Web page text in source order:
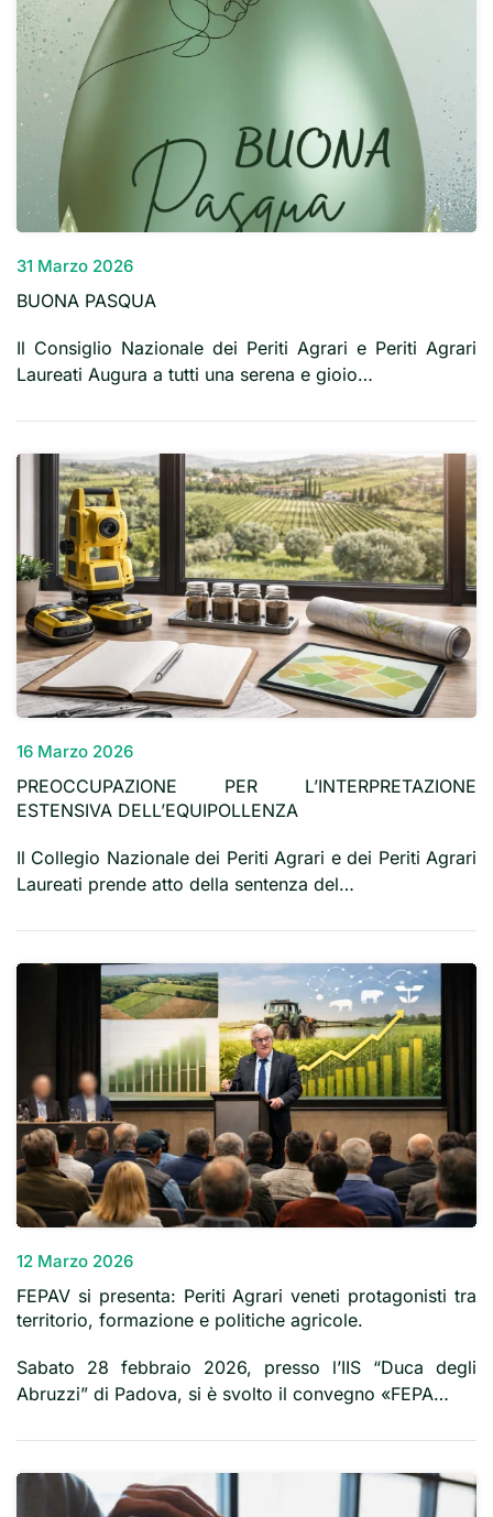
31 Marzo 2026
BUONA PASQUA
Il Consiglio Nazionale dei Periti Agrari e Periti Agrari
Laureati Augura a tutti una serena e gioio…
16 Marzo 2026
PREOCCUPAZIONE PER L’INTERPRETAZIONE
ESTENSIVA DELL’EQUIPOLLENZA
Il Collegio Nazionale dei Periti Agrari e dei Periti Agrari
Laureati prende atto della sentenza del…
12 Marzo 2026
FEPAV si presenta: Periti Agrari veneti protagonisti tra
territorio, formazione e politiche agricole.
Sabato 28 febbraio 2026, presso l’IIS “Duca degli
Abruzzi” di Padova, si è svolto il convegno «FEPA…